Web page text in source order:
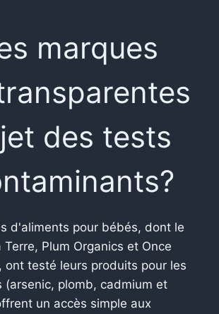
marques
des tests
d'aliments pour bébés, dont le
Plum Organics et Once
ont testé leurs produits pour les
(arsenic, plomb, cadmium et
un accès simple aux